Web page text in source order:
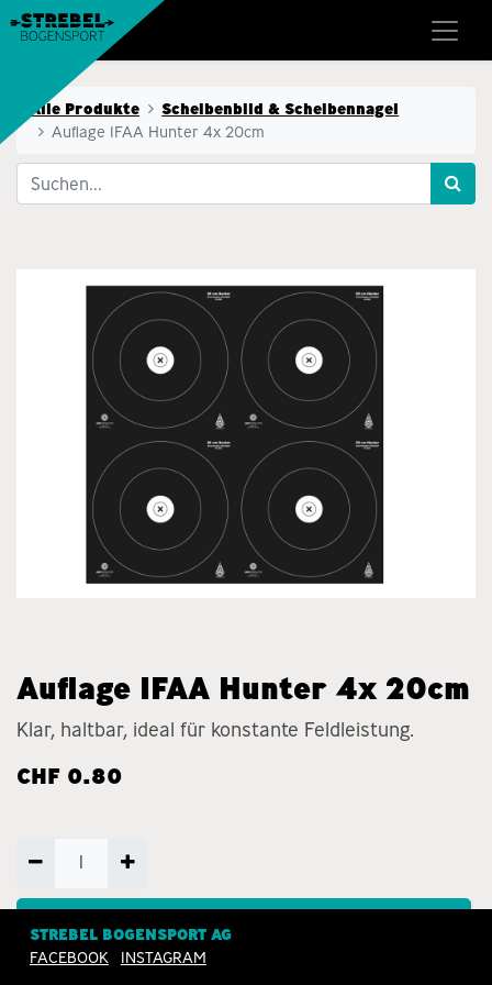
Alle Produkte
Scheibenbild & Scheibennagel
Auflage IFAA Hunter 4x 20cm
Auflage IFAA Hunter 4x 20cm
Klar, haltbar, ideal für konstante Feldleistung.
CHF 0.80
ZUM WARENKORB
HINZUFÜGEN
STREBEL BOGENSPORT AG
FACEBOOK
INSTAGRAM